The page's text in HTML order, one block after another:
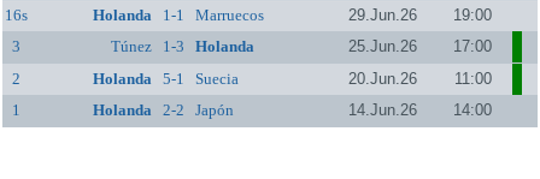
16s
Holanda 1-1 Marruecos 29.Jun.26
19:00
3
Túnez 1-3 Holanda 25.Jun.26
17:00
2
Holanda 5-1 Suecia 20.Jun.26
11:00
1
Holanda 2-2 Japón 14.Jun.26 14:00